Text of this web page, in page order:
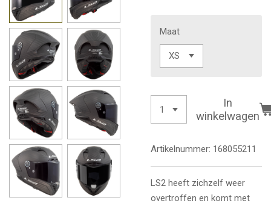
Maat
In
winkelwagen
Artikelnummer: 168055211
LS2 heeft zichzelf weer
overtroffen en komt met